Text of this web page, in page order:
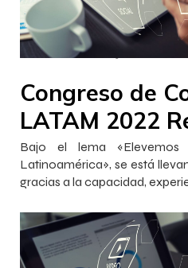
InnovaJob Chile – 30 noviembre
Congreso de
LATAM 2022
Bajo el lema
Latinoamérica», se está
gracias a la capacidad,